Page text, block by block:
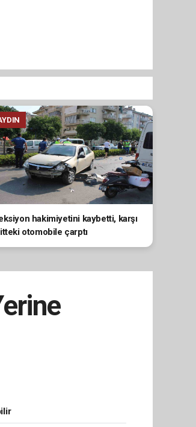
hakimiyetini kaybetti, karşı
otomobile çarptı